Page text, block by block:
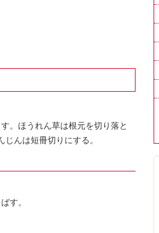
。ほうれん草は根元を切り落と
んは短冊切りにする。
す。